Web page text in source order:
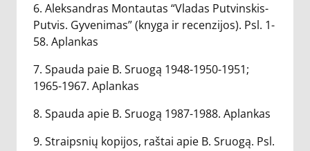
6. Aleksandras Montautas “Vladas Putvinskis-
Putvis. Gyvenimas” (knyga ir recenzijos). Psl. 1-
58. Aplankas
7. Spauda paie B. Sruogą 1948-1950-1951;
1965-1967. Aplankas
8. Spauda apie B. Sruogą 1987-1988. Aplankas
9. Straipsnių kopijos, raštai apie B. Sruogą. Psl.